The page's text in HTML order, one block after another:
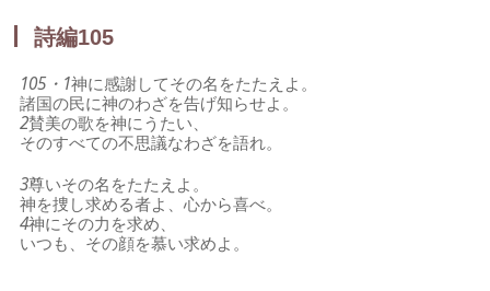
詩編105
105・1神に感謝してその名をたたえよ。
諸国の民に神のわざを告げ知らせよ。
2賛美の歌を神にうたい、
そのすべての不思議なわざを語れ。
3尊いその名をたたえよ。
神を捜し求める者よ、心から喜べ。
4神にその力を求め、
いつも、その顔を慕い求めよ。